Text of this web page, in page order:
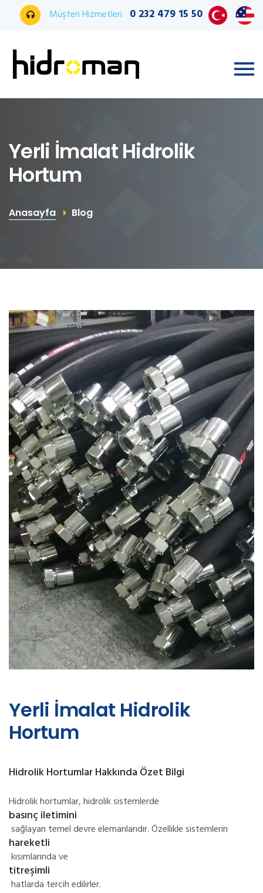
Müşteri Hizmetleri 0 232 479 15 50
Yerli İmalat Hidrolik
Hortum
Anasayfa Blog
Yerli İmalat Hidrolik
Hortum
Hidrolik Hortumlar Hakkında Özet Bilgi
Hidrolik hortumlar, hidrolik sistemlerde
basınç iletimini
sağlayan temel devre elemanlarıdır. Özellikle sistemlerin
hareketli
kısımlarında ve
titreşimli
hatlarda tercih edilirler.